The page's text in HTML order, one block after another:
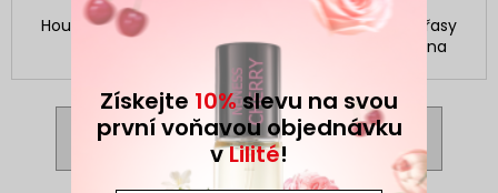
Houbička na make-up
Mikro kartáčky na řasy
nepouštějící vlákna
ZOBRAZIT VŠECHNY SOUVISEJÍCÍ PRODUKTY
Získejte 10%slevu na svou
první voňavou objednávku
vLilité!